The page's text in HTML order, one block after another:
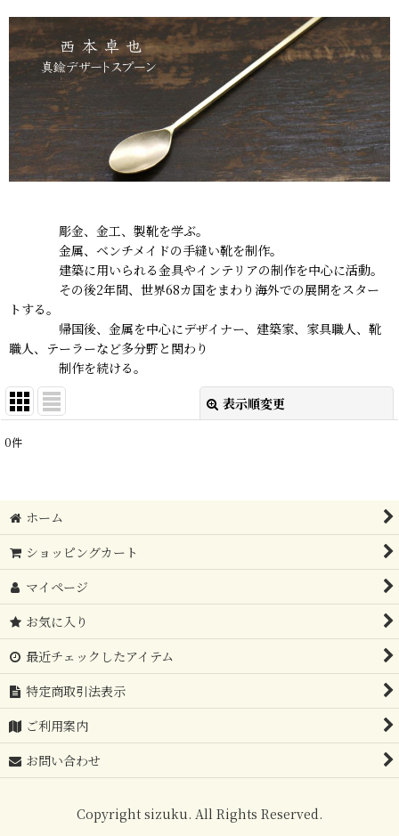
彫金、金工、製靴を学ぶ。
金属、ベンチメイドの手縫い靴を制作。
建築に用いられる金具やインテリアの制作を中心に活動。
その後2年間、世界68カ国をまわり海外での展開をスター
トする。
帰国後、金属を中心にデザイナー、建築家、家具職人、靴
職人、テーラーなど多分野と関わり
制作を続ける。
表示順変更
表示数
並び順:
0件
ホーム
ショッピングカート
マイページ
お気に入り
最近チェックしたアイテム
特定商取引法表示
ご利用案内
お問い合わせ
Copyright sizuku. All Rights Reserved.